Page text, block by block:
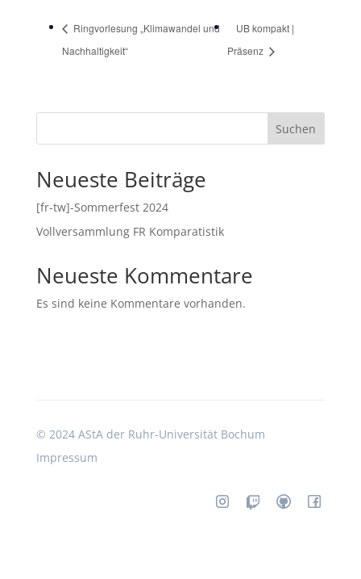
Ringvorlesung „Klimawandel und
Nachhaltigkeit“
UB kompakt |
Präsenz
Suchen
Neueste Beiträge
[fr-tw]-Sommerfest 2024
Vollversammlung FR Komparatistik
Neueste Kommentare
Es sind keine Kommentare vorhanden.
© 2024 AStA der Ruhr-Universität Bochum
Impressum